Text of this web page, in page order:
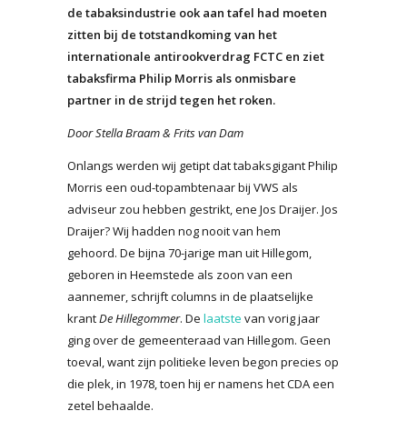
de tabaksindustrie ook aan tafel had moeten
zitten bij de totstandkoming van het
internationale antirookverdrag FCTC en ziet
tabaksfirma Philip Morris als onmisbare
partner in de strijd tegen het roken.
Door Stella Braam & Frits van Dam
Onlangs werden wij getipt dat tabaksgigant Philip
Morris een oud-topambtenaar bij VWS als
adviseur zou hebben gestrikt, ene Jos Draijer. Jos
Draijer? Wij hadden nog nooit van hem
gehoord. De bijna 70-jarige man uit Hillegom,
geboren in Heemstede als zoon van een
aannemer, schrijft columns in de plaatselijke
krantDe Hillegommer. De laatste van vorig jaar
ging over de gemeenteraad van Hillegom. Geen
toeval, want zijn politieke leven begon precies op
die plek, in 1978, toen hij er namens het CDA een
zetel behaalde.